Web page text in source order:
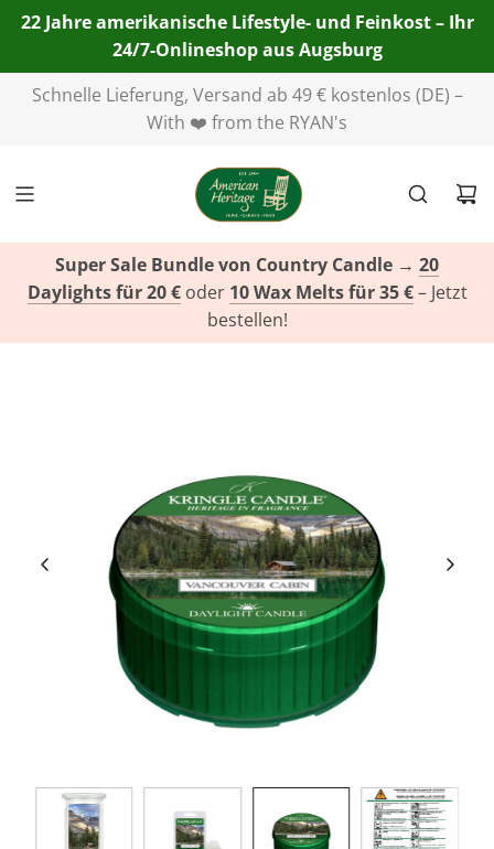
22 Jahre amerikanische Lifestyle- und Feinkost – Ihr
24/7-Onlineshop aus Augsburg
Telefon:+49(0)821 455 254 00 | E-Mail:info@american-
heritage.de| WhatsApp:+49(0)151 116 719 10
Super Sale Bundle von Country Candle → 20
Daylights für 20 €oder 10 Wax Melts für 35 €– Jetzt
bestellen!